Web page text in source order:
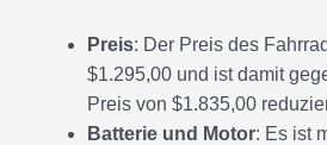
Preis: Der Preis des
$1.295,00 und ist damit
Preis von $1.835,00
Batterie und Motor: Es ist